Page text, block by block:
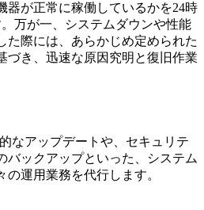
器が正常に稼働しているかを24時
万が一、システムダウンや性能
た際には、あらかじめ定められた
づき、迅速な原因究明と復旧作業
なアップデートや、セキュリテ
バックアップといった、システム
運用業務を代行します。